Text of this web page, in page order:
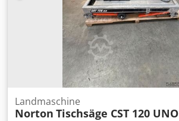
Landmaschine
Norton Tischsäge CST 120 UNO